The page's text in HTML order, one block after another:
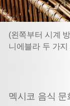
(왼쪽부터 시계
니에블라 두 가
멕시코 음식